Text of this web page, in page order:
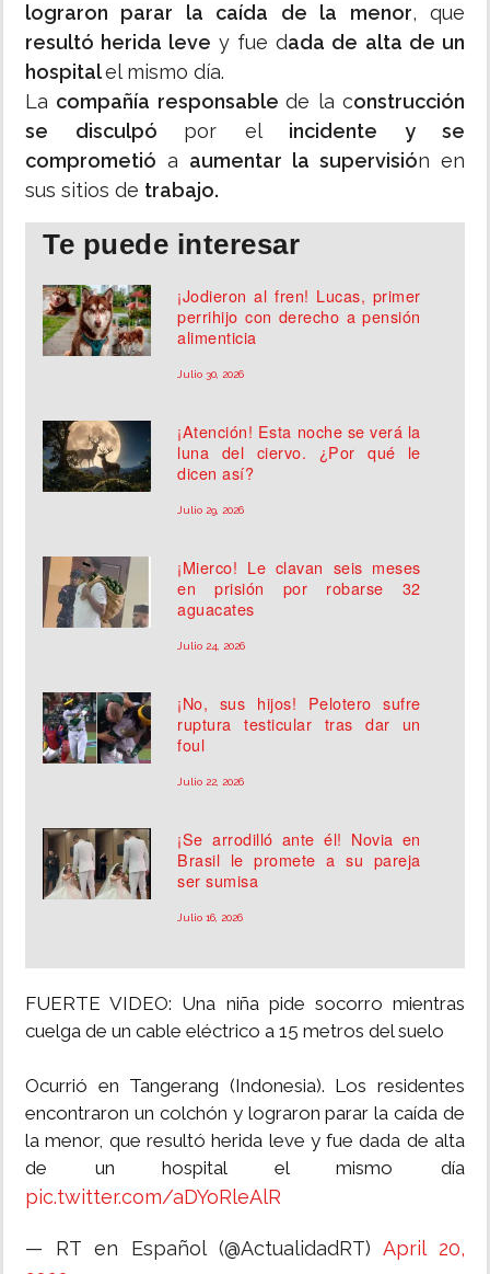
lograron parar la caída de la menor, que
resultó herida leve y fue dada de alta de un
hospitalel mismo día.
La compañía responsablede la construcción
se disculpó por elincidente y se
comprometió a aumentar la supervisión en
sus sitios de trabajo.
Te puede interesar
¡Jodieron al fren! Lucas, primer
perrihijo con derecho a pensión
alimenticia
Julio 30, 2026
¡Atención! Esta noche se verá la
luna del ciervo. ¿Por qué le
dicen así?
Julio 29, 2026
¡Mierco! Le clavan seis meses
en prisión por robarse 32
aguacates
Julio 24, 2026
¡No, sus hijos! Pelotero sufre
ruptura testicular tras dar un
foul
Julio 22, 2026
¡Se arrodilló ante él! Novia en
Brasil le promete a su pareja
ser sumisa
Julio 16, 2026
FUERTE VIDEO: Una niña pide socorro mientras
cuelga de un cable eléctrico a 15 metros del suelo
Ocurrió en Tangerang (Indonesia). Los residentes
encontraron un colchón y lograron parar la caída de
la menor, que resultó herida leve y fue dada de alta
de un hospital el mismo día
pic.twitter.com/aDYoRleAlR
— RT en Español (@ActualidadRT) April 20,